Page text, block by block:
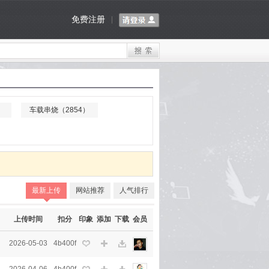
免费注册
车载串烧（2854）
最新上传 网站推荐 人气排行
上传时间 扣分 印象 添加 下载 会员
2026-05-03 4b400f